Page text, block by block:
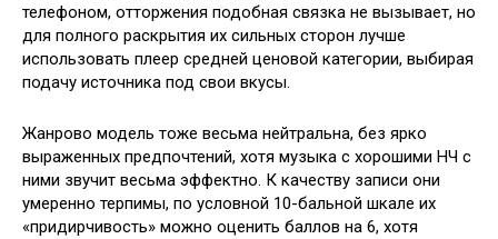
телефоном, отторжения подобная связка не вызывает, но
для полного раскрытия их сильных сторон лучше
использовать плеер средней ценовой категории, выбирая
подачу источника под свои вкусы.
Жанрово модель тоже весьма нейтральна, без ярко
выраженных предпочтений, хотя музыка с хорошими НЧ с
ними звучит весьма эффектно. К качеству записи они
умеренно терпимы, по условной 10-бальной шкале их
«придирчивость» можно оценить баллов на 6, хотя